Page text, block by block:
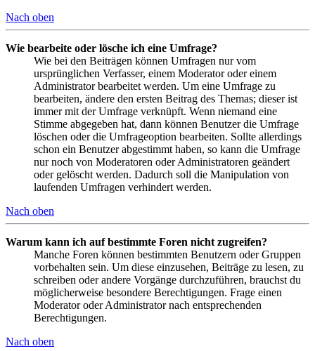
Nach oben
Wie bearbeite oder lösche ich eine Umfrage?
Wie bei den Beiträgen können Umfragen nur vom
ursprünglichen Verfasser, einem Moderator oder einem
Administrator bearbeitet werden. Um eine Umfrage zu
bearbeiten, ändere den ersten Beitrag des Themas; dieser ist
immer mit der Umfrage verknüpft. Wenn niemand eine
Stimme abgegeben hat, dann können Benutzer die Umfrage
löschen oder die Umfrageoption bearbeiten. Sollte allerdings
schon ein Benutzer abgestimmt haben, so kann die Umfrage
nur noch von Moderatoren oder Administratoren geändert
oder gelöscht werden. Dadurch soll die Manipulation von
laufenden Umfragen verhindert werden.
Nach oben
Warum kann ich auf bestimmte Foren nicht zugreifen?
Manche Foren können bestimmten Benutzern oder Gruppen
vorbehalten sein. Um diese einzusehen, Beiträge zu lesen, zu
schreiben oder andere Vorgänge durchzuführen, brauchst du
möglicherweise besondere Berechtigungen. Frage einen
Moderator oder Administrator nach entsprechenden
Berechtigungen.
Nach oben